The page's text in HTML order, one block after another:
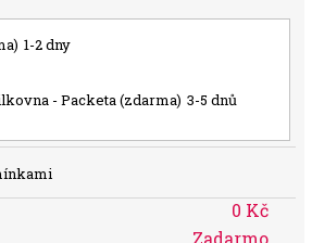
1-2 dny
- Packeta (zdarma) 3-5 dnů
0 Kč
Zadarmo